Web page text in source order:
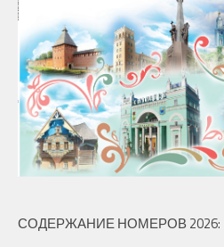
СОДЕРЖАНИЕ НОМЕРОВ 2026: